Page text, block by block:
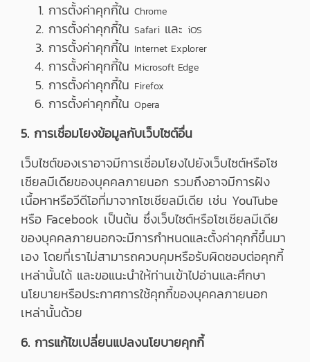
การตั้งค่าคุกกี้ใน Chrome
การตั้งค่าคุกกี้ใน Safari และ iOS
การตั้งค่าคุกกี้ใน Internet Explorer
การตั้งค่าคุกกี้ใน Microsoft Edge
การตั้งค่าคุกกี้ใน Firefox
การตั้งค่าคุกกี้ใน Opera
5. การเชื่อมโยงข้อมูลกับเว็บไซต์อื่น
เว็บไซต์ของเราอาจมีการเชื่อมโยงไปยังเว็บไซต์หรือโซ
เชียลมีเดียของบุคคลภายนอก รวมถึงอาจมีการฝัง
เนื้อหาหรือวีดีโอที่มาจากโซเชียลมีเดีย เช่น YouTube
หรือ Facebook เป็นต้น ซึ่งเว็บไซต์หรือโซเชียลมีเดีย
ของบุคคลภายนอกจะมีการกำหนดและตั้งค่าคุกกี้ขึ้นมา
เอง โดยที่เราไม่สามารถควบคุมหรือรับผิดชอบต่อคุกกี้
เหล่านั้นได้ และขอแนะนำให้ท่านเข้าไปอ่านและศึกษา
นโยบายหรือประกาศการใช้คุกกี้ของบุคคลภายนอก
เหล่านั้นด้วย
6. การแก้ไขเปลี่ยนแปลงนโยบายคุกกี้